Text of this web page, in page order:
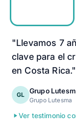
"Llevamos 7
clave para el
en Costa Rica."
GL Grupo
Grupo Lutesma
Ver testimonio